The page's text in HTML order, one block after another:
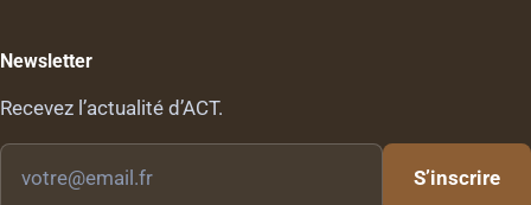
Newsletter
Recevez l’actualité d’ACT.
email
S’inscrire